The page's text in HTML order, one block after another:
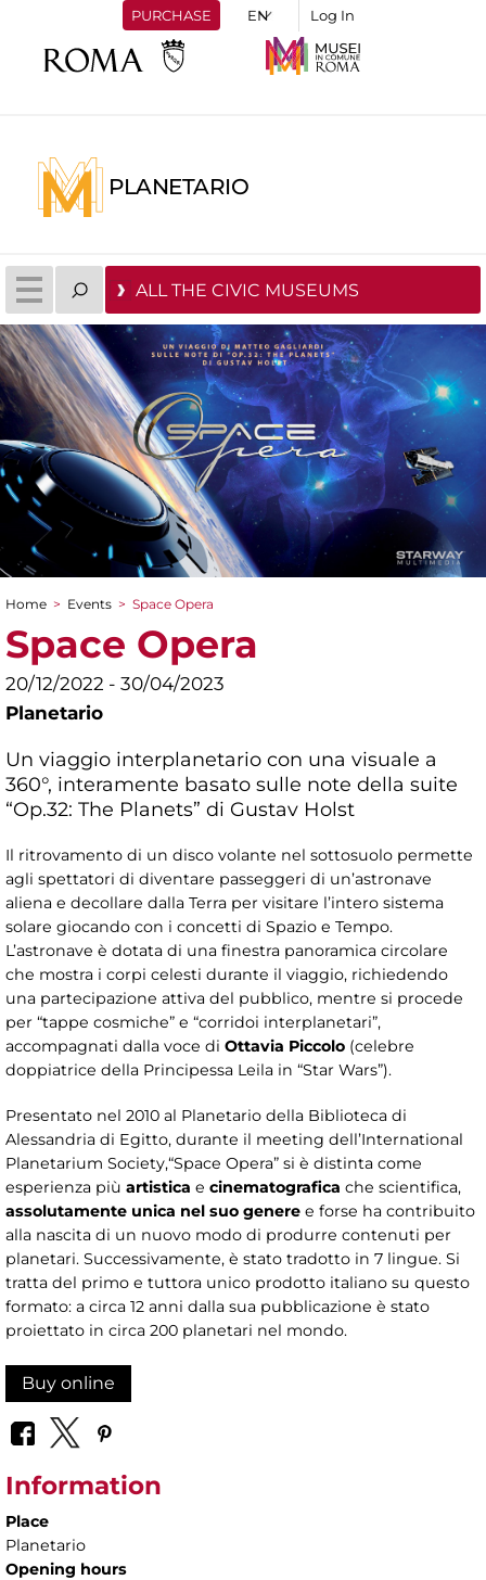
PURCHASE Log In
PLANETARIO
ALL THE CIVIC MUSEUMS
You are here
Home > Events > Space Opera
Space Opera
20/12/2022 - 30/04/2023
Planetario
Un viaggio interplanetario con una visuale a
360°, interamente basato sulle note della suite
“Op.32: The Planets” di Gustav Holst
Il ritrovamento di un disco volante nel sottosuolo permette
agli spettatori di diventare passeggeri di un’astronave
aliena e decollare dalla Terra per visitare l’intero sistema
solare giocando con i concetti di Spazio e Tempo.
L’astronave è dotata di una finestra panoramica circolare
che mostra i corpi celesti durante il viaggio, richiedendo
una partecipazione attiva del pubblico, mentre si procede
per “tappe cosmiche” e “corridoi interplanetari”,
accompagnati dalla voce di Ottavia Piccolo (celebre
doppiatrice della Principessa Leila in “Star Wars”).
Presentato nel 2010 al Planetario della Biblioteca di
Alessandria di Egitto, durante il meeting dell’International
Planetarium Society,“Space Opera” si è distinta come
esperienza più artistica e cinematografica che scientifica,
assolutamente unica nel suo genere e forse ha contribuito
alla nascita di un nuovo modo di produrre contenuti per
planetari. Successivamente, è stato tradotto in 7 lingue. Si
tratta del primo e tuttora unico prodotto italiano su questo
formato: a circa 12 anni dalla sua pubblicazione è stato
proiettato in circa 200 planetari nel mondo.
Buy online
Information
Place
Planetario
Opening hours